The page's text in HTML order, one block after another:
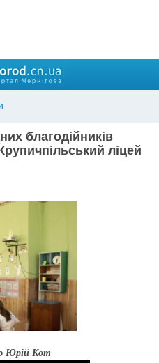
благодійників
ліцей
Юрій Кот